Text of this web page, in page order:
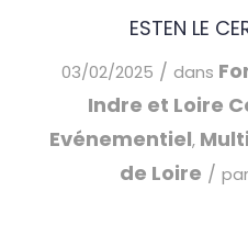
ESTEN LE
03/02/2025 / dans
Indre et Loire
Evénementiel,
de Loire / par